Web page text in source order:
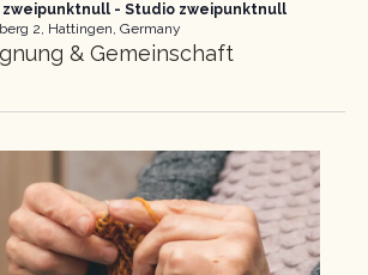
zweipunktnull - Studio zweipunktnull
2, Hattingen, Germany
& Gemeinschaft